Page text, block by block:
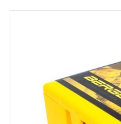
МАСТЕРСКАЯ
ЗАЛ СЛАВЫ